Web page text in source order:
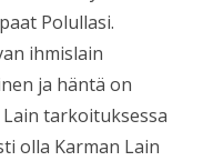
Polullasi.
ihmislain
ja häntä on
tarkoituksessa
olla Karman Lain